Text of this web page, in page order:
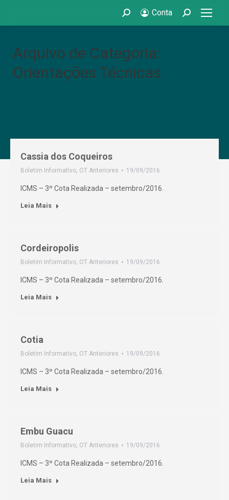
Search: Conta Search:
Arquivo de Categoria:
Orientações Técnicas
Cassia dos Coqueiros
Boletim Informativo, OT Anteriores 19/09/2016
ICMS – 3º Cota Realizada – setembro/2016.
Leia Mais
Cordeiropolis
Boletim Informativo, OT Anteriores 19/09/2016
ICMS – 3º Cota Realizada – setembro/2016.
Leia Mais
Cotia
Boletim Informativo, OT Anteriores 19/09/2016
ICMS – 3º Cota Realizada – setembro/2016.
Leia Mais
Embu Guacu
Boletim Informativo, OT Anteriores 19/09/2016
ICMS – 3º Cota Realizada – setembro/2016.
Leia Mais